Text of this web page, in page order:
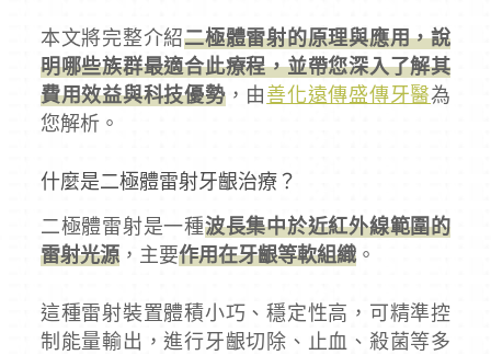
本文將完整介紹二極體雷射的原理與應用，說
明哪些族群最適合此療程，並帶您深入了解其
費用效益與科技優勢，由 善化遠傳盛傳牙醫為
您解析。
什麼是二極體雷射牙齦治療？
二極體雷射是一種波長集中於近紅外線範圍的
雷射光源，主要作用在牙齦等軟組織。
這種雷射裝置體積小巧、穩定性高，可精準控
制能量輸出，進行牙齦切除、止血、殺菌等多